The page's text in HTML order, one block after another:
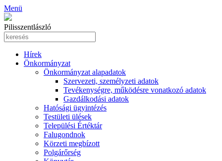
Menü
Pilisszentlászló
Hírek
Önkormányzat
Önkormányzat alapadatok
Szervezeti, személyzeti adatok
Tevékenységre, működésre vonatkozó adatok
Gazdálkodási adatok
Hatósági ügyintézés
Testületi ülések
Települési Értéktár
Falugondnok
Körzeti megbízott
Polgárőrség